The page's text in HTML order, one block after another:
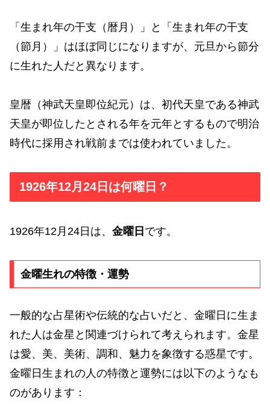
「生まれ年の干支（暦月）」と「生まれ年の干支
（節月）」はほぼ同じになりますが、元旦から節分
に生れた人だと異なります。
皇暦（神武天皇即位紀元）は、初代天皇である神武
天皇が即位したとされる年を元年とするもので明治
時代に採用され戦前までは使われていました。
1926年12月24日は何曜日？
1926年12月24日は、 金曜日 です。
金曜生れの特徴・運勢
一般的な占星術や伝統的な占いだと、金曜日に生ま
れた人は金星と関連づけられて考えられます。金星
は愛、美、美術、調和、魅力を象徴する惑星です。
金曜日生まれの人の特徴と運勢には以下のようなも
のがあります：